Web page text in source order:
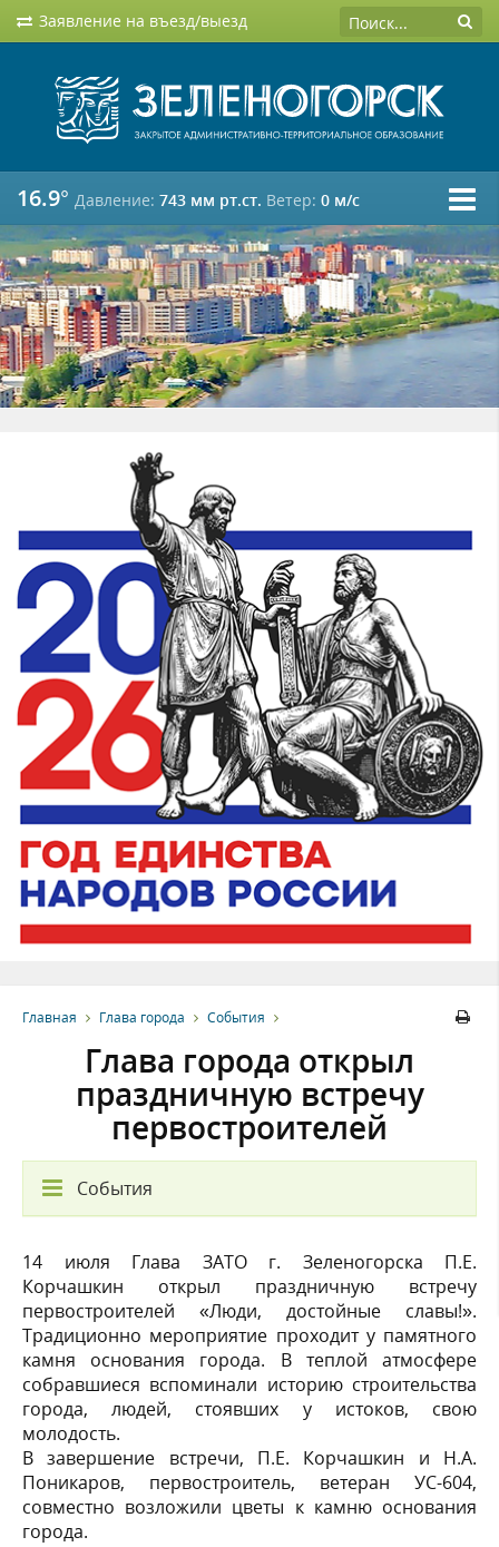
Заявление на въезд/выезд
16.9° Давление: 743 мм рт.ст. Ветер: 0 м/c
Главная Глава города События
Глава города открыл
праздничную встречу
первостроителей
События
14 июля Глава ЗАТО г. Зеленогорска П.Е.
Корчашкин открыл праздничную встречу
первостроителей «Люди, достойные славы!».
Традиционно мероприятие проходит у памятного
камня основания города. В теплой атмосфере
собравшиеся вспоминали историю строительства
города, людей, стоявших у истоков, свою
молодость.
В завершение встречи, П.Е. Корчашкин и Н.А.
Поникаров, первостроитель, ветеран УС-604,
совместно возложили цветы к камню основания
города.